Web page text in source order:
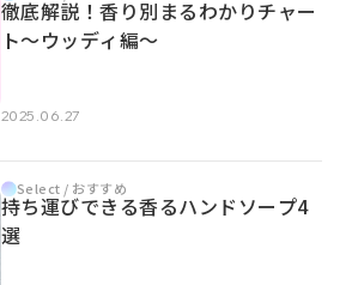
徹底解説！香り別まるわかりチャー
ト～ウッディ編～
2025.06.27
Select / おすすめ
持ち運びできる香るハンドソープ4
選